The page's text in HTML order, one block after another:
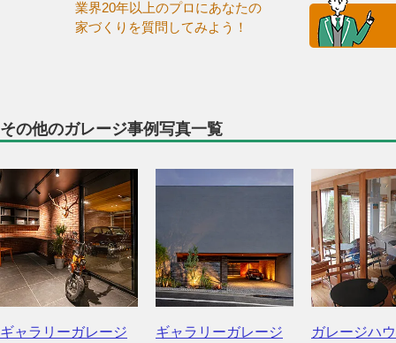
業界20年以上のプロにあなたの
家づくりを質問してみよう！
その他のガレージ事例写真一覧
ギャラリーガレージ
ギャラリーガレージ
ガレージハ